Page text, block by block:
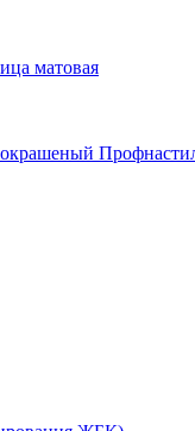
матовая